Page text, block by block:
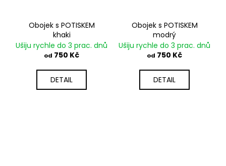
Obojek s POTISKEM
khaki
Ušiju rychle do 3 prac. dnů
od 750 Kč
DETAIL
Obojek s POTISKEM
modrý
Ušiju rychle do 3 prac. dnů
od 750 Kč
DETAIL